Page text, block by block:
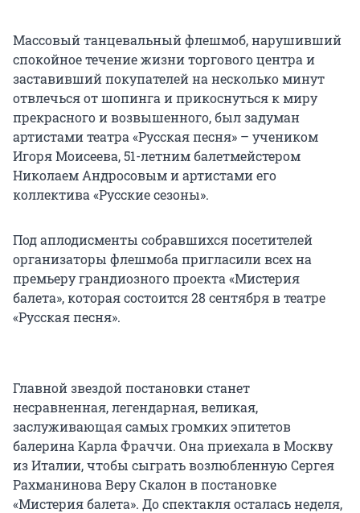
Массовый танцевальный флешмоб, нарушивший
спокойное течение жизни торгового центра и
заставивший покупателей на несколько минут
отвлечься от шопинга и прикоснуться к миру
прекрасного и возвышенного, был задуман
артистами театра «Русская песня» – учеником
Игоря Моисеева, 51-летним балетмейстером
Николаем Андросовым и артистами его
коллектива «Русские сезоны».
Под аплодисменты собравшихся посетителей
организаторы флешмоба пригласили всех на
премьеру грандиозного проекта «Мистерия
балета», которая состоится 28 сентября в театре
«Русская песня».
Главной звездой постановки станет
несравненная, легендарная, великая,
заслуживающая самых громких эпитетов
балерина Карла Фраччи. Она приехала в Москву
из Италии, чтобы сыграть возлюбленную Сергея
Рахманинова Веру Скалон в постановке
«Мистерия балета». До спектакля осталась неделя,